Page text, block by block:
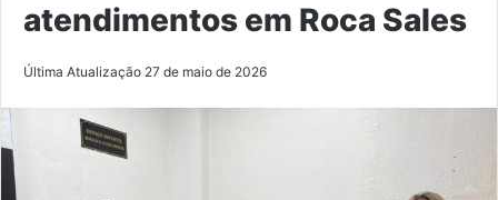
atendimentos em Roca Sales
Última Atualização 27 de maio de 2026